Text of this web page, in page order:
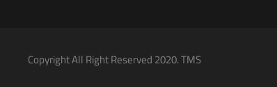
Copyright All Right Reserved 2020. TMS